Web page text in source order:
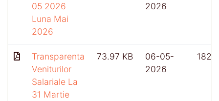
05 2026
Luna Mai
2026
2026
Transparenta
Veniturilor
Salariale La
31 Martie
73.97 KB
06-05-
2026
182